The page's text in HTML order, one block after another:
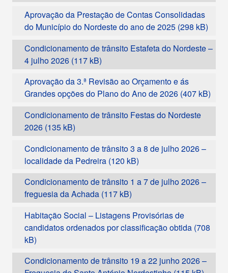
Aprovação da Prestação de Contas Consolidadas
do Município do Nordeste do ano de 2025
Condicionamento de trânsito Estafeta do Nordeste –
4 julho 2026
Aprovação da 3.ª Revisão ao Orçamento e ás
Grandes opções do Plano do Ano de 2026
Condicionamento de trânsito Festas do Nordeste
2026
Condicionamento de trânsito 3 a 8 de julho 2026 –
localidade da Pedreira
Condicionamento de trânsito 1 a 7 de julho 2026 –
freguesia da Achada
Habitação Social – Listagens Provisórias de
candidatos ordenados por classificação obtida
Condicionamento de trânsito 19 a 22 junho 2026 –